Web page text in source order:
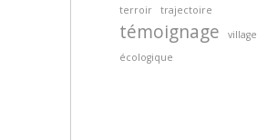
terroir
trajectoire
témoignage
village
écologique